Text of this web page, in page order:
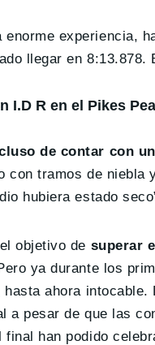
enorme experiencia,
llegar en 8:13.878.
I.D R en el Pikes
de contar con
con tramos de
hubiera estado
objetivo de superar
ya durante los
ahora
a pesar de que las
final han podido